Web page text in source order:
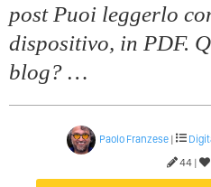
post Puoi leggerlo
dispositivo, in PDF.
blog? …
Paolo Franzese|
44 |